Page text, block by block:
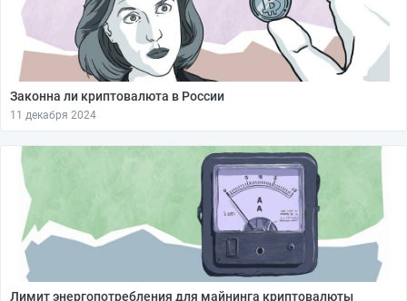
Законна ли криптовалюта в России
11 декабря 2024
Лимит энергопотребления для майнинга криптовалюты